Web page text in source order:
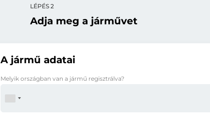
LÉPÉS 2
Adja meg a járművet
A jármű adatai
Melyik országban van a jármű regisztrálva?